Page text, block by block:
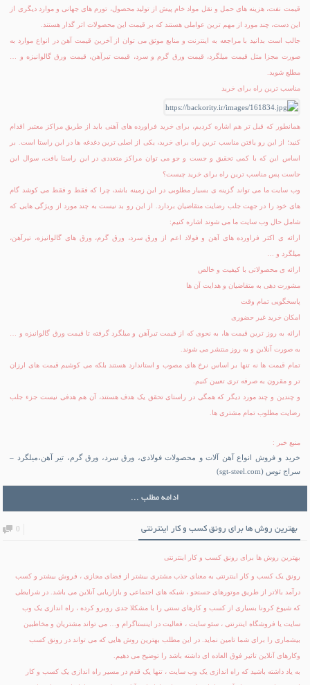
قیمت نفت، هزینه های حمل و نقل مواد خام پیش از تولید محصول، تورم های جهانی و موارد دیگری از
این دست، چند مورد از مهم ترین عواملی هستند که بر قیمت این محصولات اثر گذار هستند.
جالب است بدانید با مراجعه به اینترنت و منابع موثق می توان از آخرین قیمت آهن در انواع موارد به
صورت مجزا مثل قیمت ميلگرد، قیمت ورق گرم و سرد، قیمت تیرآهن، قیمت ورق گالوانیزه و …
مطلع شوید.
مناسب ترین راه برای خرید
همانطور که قبل تر هم اشاره کردیم، برای خرید فراورده های آهنی باید از طریق مراکز معتبر اقدام
کنید؛ از این رو یافتن مناسب ترین راه برای خرید، یکی از اصلی ترین دغدغه ها در این راستا است. بر
اساس این که با کمی تحقیق و جست و جو می توان مراکز متعددی در این راستا یافت، سوال این
جاست پس مناسب ترین راه برای خرید چیست؟
وب سایت ما می تواند گزینه ی بسیار مطلوبی در این زمینه باشد، چرا که فقط و فقط می کوشد گام
های خود را در جهت جلب رضایت متقاضیان بردارد. از این رو بد نیست به چند مورد از ویژگی هایی که
شامل حال وب سایت ما می شوند اشاره کنیم:
ارائه ی اکثر فراورده های آهن و فولاد اعم از ورق سرد، ورق گرم، ورق های گالوانیزه، تیرآهن،
میلگرد و …
ارائه ی محصولاتی با کیفیت و خالص
مشورت دهی به متقاضیان و هدایت آن ها
پاسخگویی تمام وقت
امکان خرید غیر حضوری
ارائه به روز ترین قیمت ها، به نحوی که از قیمت تیرآهن و میلگرد گرفته تا قیمت ورق گالوانیزه و …
به صورت آنلاین و به روز منتشر می شوند.
تمام قیمت ها نه تنها بر اساس نرخ های مصوب و استاندارد هستند بلکه می کوشیم قیمت های ارزان
تر و مقرون به صرفه تری تعیین کنیم.
و چندین و چند مورد دیگر که همگی در راستای تحقق یک هدف هستند، آن هم هدفی نیست جزء جلب
رضایت مطلوب تمام مشتری ها.
منبع خبر :
خرید و فروش انواع آهن آلات و محصولات فولادی، ورق سرد، ورق گرم، تیر آهن،میلگرد –
سراج توس (sgt-steel.com)
ادامه مطلب ...
بهترین روش ها برای رونق کسب و کار اینترنتی 0
بهترین روش ها برای رونق کسب و کار اینترنتی
رونق یک کسب و کار اینترنتی به معنای جذب مشتری بیشتر از فضای مجازی ، فروش بیشتر و کسب
درآمد بالاتر از طریق موتورهای جستجو ، شبکه های اجتماعی و بازاریابی آنلاین می باشد. در شرایطی
که شیوع کرونا بسیاری از کسب و کارهای سنتی را با مشکلا جدی روبرو کرده ، راه اندازی یک وب
سایت یا فروشگاه اینترنتی ، سئو سایت ، فعالیت در اینستاگرام و… می تواند مشتریان و مخاطبین
بیشماری را برای شما تامین نماید. در این مطلب بهترین روش هایی که می تواند در رونق کسب
وکارهای آنلاین تاثیر فوق العاده ای داشته باشد را توضیح می دهیم.
به یاد داشته باشید که راه اندازی یک وب سایت ، تنها یک قدم در مسیر راه اندازی یک کسب و کار